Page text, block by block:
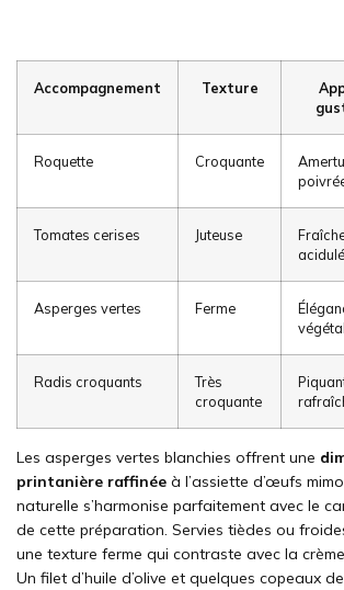
Accompagnement Texture
Roquette Croquante
Tomates cerises Juteuse
Asperges vertes Ferme
Radis croquants
Très
croquante
Les asperges vertes blanchies offrent une
printanière raffinée à l’assiette d’œufs
naturelle s’harmonise parfaitement avec le
de cette préparation. Servies tièdes ou
une texture ferme qui contraste avec la
Un filet d’huile d’olive et quelques copeaux